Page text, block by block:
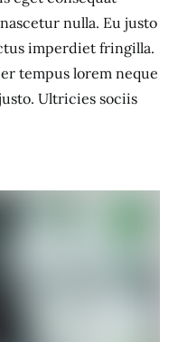
nulla. Eu justo
imperdiet fringilla.
tempus lorem neque
Ultricies sociis